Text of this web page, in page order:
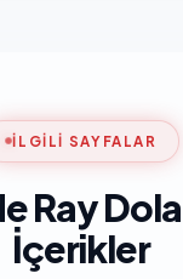
İLGILI SAYFALAR
Ray
İçerikler